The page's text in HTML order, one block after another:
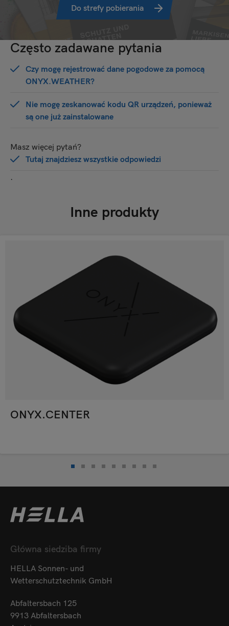
Do strefy pobierania
Często zadawane pytania
Czy mogę rejestrować dane pogodowe za pomocą
ONYX.WEATHER?
Nie mogę zeskanować kodu QR urządzeń, ponieważ
są one już zainstalowane
Masz więcej pytań?
Tutaj znajdziesz wszystkie odpowiedzi
.
Inne produkty
ONYX.CENTER
Główna siedziba firmy
HELLA Sonnen- und
Wetterschutztechnik GmbH
Abfaltersbach 125
9913 Abfaltersbach